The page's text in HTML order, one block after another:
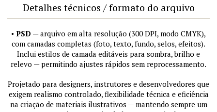
Detalhes técnicos / formato do arquivo
• PSD — arquivo em alta resolução (300 DPI, modo CMYK),
com camadas completas (foto, texto, fundo, selos, efeitos).
Inclui estilos de camada editáveis para sombra, brilho e
relevo — permitindo ajustes rápidos sem reprocessamento.
Projetado para designers, instrutores e desenvolvedores que
exigem realismo controlado, flexibilidade técnica e eficiência
na criação de materiais ilustrativos — mantendo sempre um